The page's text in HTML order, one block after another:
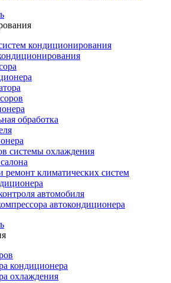
кондиционирования
обработка
системы охлаждения
климатических систем
автомобиля
автокондиционера
кондиционера
охлаждения